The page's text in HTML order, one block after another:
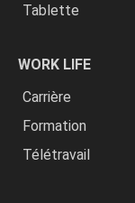
Tablette
WORK LIFE
Carrière
Formation
Télétravail